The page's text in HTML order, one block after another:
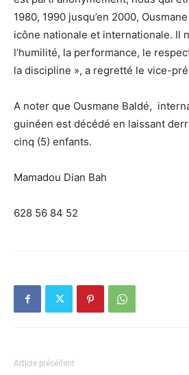
1980, 1990 jusqu’en 2000,
icône nationale et internationale. Il
l’humilité, la performance, le
la discipline », a regretté le vice-
A noter que Ousmane Baldé,
guinéen est décédé en laissant
cinq (5) enfants.
Mamadou Dian Bah
628 56 84 52
Article précédent